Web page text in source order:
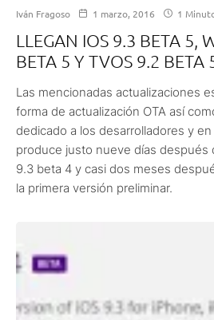
Iván Fragoso 1 marzo, 2016 1
LLEGAN IOS 9.3 BETA 5,
BETA 5 Y TVOS 9.2 BETA
Las mencionadas actualizaciones
forma de actualización OTA así
dedicado a los desarrolladores y
produce justo nueve días después
9.3 beta 4 y casi dos meses
la primera versión preliminar.